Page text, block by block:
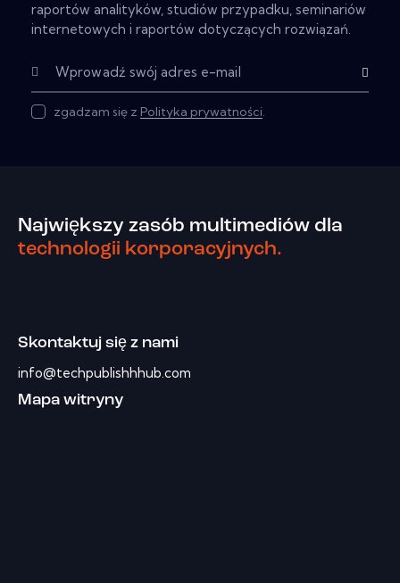
raportów analityków, studiów przypadku, seminariów
internetowych i raportów dotyczących rozwiązań.
Subscribe
zgadzam się z Polityka prywatności.
Największy zasób multimediów dla
technologii korporacyjnych.
Skontaktuj się z nami
info@techpublishhhub.com
Mapa witryny